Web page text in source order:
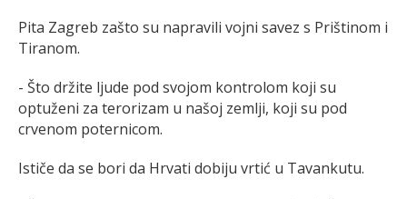
Pita Zagreb zašto su napravili vojni savez s Prištinom i
Tiranom.
- Što držite ljude pod svojom kontrolom koji su
optuženi za terorizam u našoj zemlji, koji su pod
crvenom poternicom.
Ističe da se bori da Hrvati dobiju vrtić u Tavankutu.